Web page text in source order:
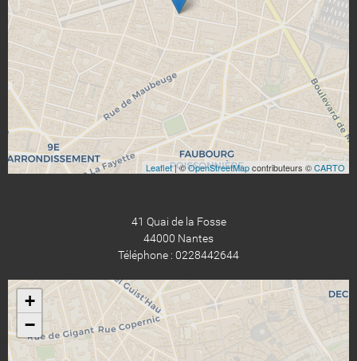
Leaflet| ©OpenStreetMapcontributeurs ©CARTO
41 Quai de la Fosse
44000 Nantes
Téléphone : 0228442644
+
−